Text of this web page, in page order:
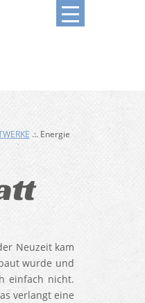
.:. Energie
Neuzeit kam
wurde und
einfach nicht.
verlangt eine